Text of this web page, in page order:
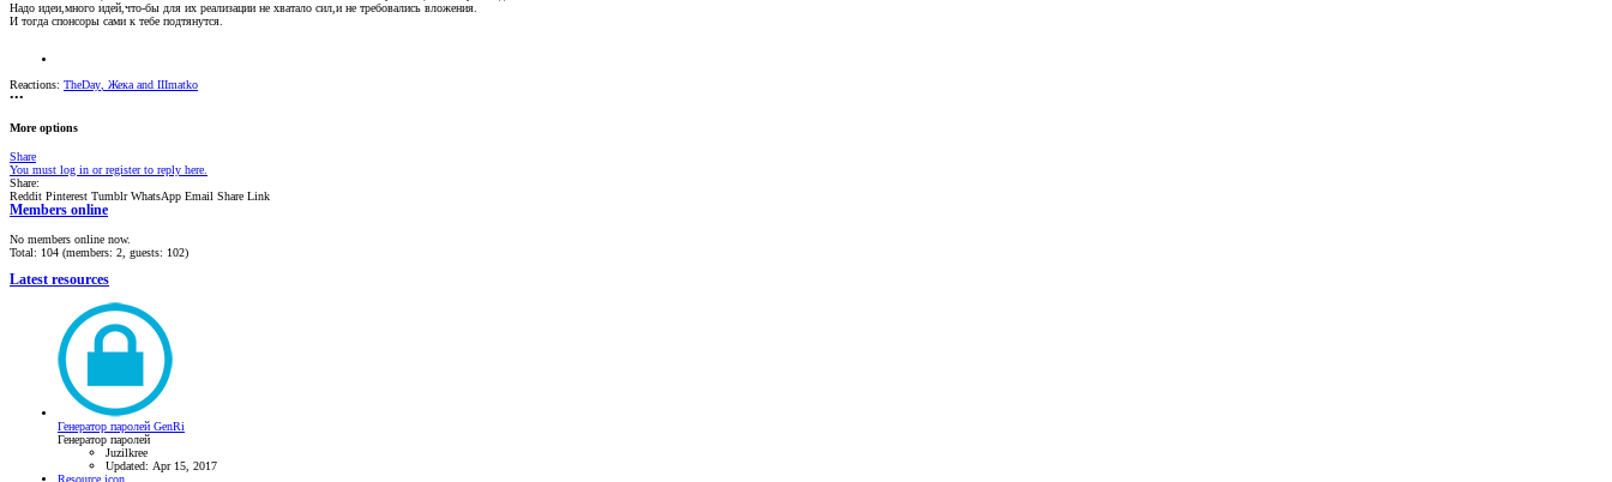
Надо идеи,много идей,что-бы для их реализации не хватало сил,и не требовались вложения.
И тогда спонсоры сами к тебе подтянутся.
Reactions: TheDay, Жекаand IIImatko
•••
More options
Share
You must log in or register to reply here.
Share:
Reddit Pinterest Tumblr WhatsApp Email Share Link
Members online
No members online now.
Total: 104 (members: 2, guests: 102)
Latest resources
Генератор паролей GenRi
Генератор паролей
Juzilkree
Updated: Apr 15, 2017
Resource icon